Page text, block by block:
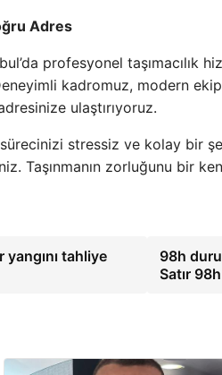
Adres
profesyonel taşımacılık
kadromuz, modern
ulaştırıyoruz.
sürecinizi stressiz ve kolay bir
Taşınmanın zorluğunu bir
tahliye
98h
Satır